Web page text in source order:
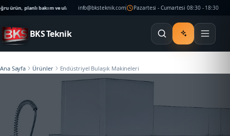
bakım ve ulaşılabilir teknik destek işletmenizin ritmini korur. İstanbul saha planlaması,
info@bksteknik.com Pazartesi - Cumartesi 08:30 - 18:30
BKS Teknik
Ana Sayfa Ürünler Endüstriyel Bulaşık Makineleri